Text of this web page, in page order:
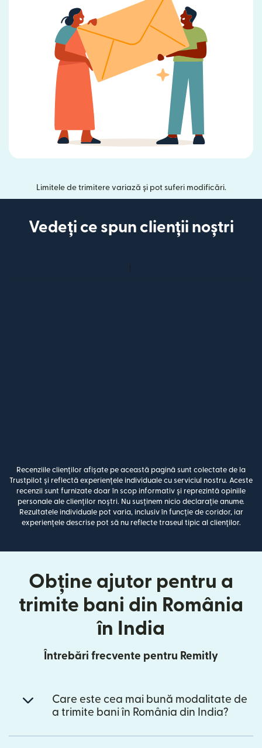
Limitele de trimitere variază și pot suferi modificări.
Vedeți ce spun clienții noștri
Recenziile clienților afișate pe această pagină sunt colectate de la
Trustpilot și reflectă experiențele individuale cu serviciul nostru. Aceste
recenzii sunt furnizate doar în scop informativ și reprezintă opiniile
personale ale clienților noștri. Nu susținem nicio declarație anume.
Rezultatele individuale pot varia, inclusiv în funcție de coridor, iar
experiențele descrise pot să nu reflecte traseul tipic al clienților.
Obține ajutor pentru a
trimite bani din România
în India
Întrebări frecvente pentru Remitly
Care este cea mai bună modalitate de
a trimite bani în România din India?